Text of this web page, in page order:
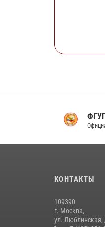
КОНТАКТЫ
109390
г. Москва,
ул. Люблинская,